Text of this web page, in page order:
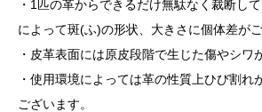
・1匹の革からできるだけ無駄なく裁断し
によって斑(ふ)の形状、大きさに個体差がご
・皮革表面には原皮段階で生じた傷やシワ
・使用環境によっては革の性質上ひび割れ
ございます。